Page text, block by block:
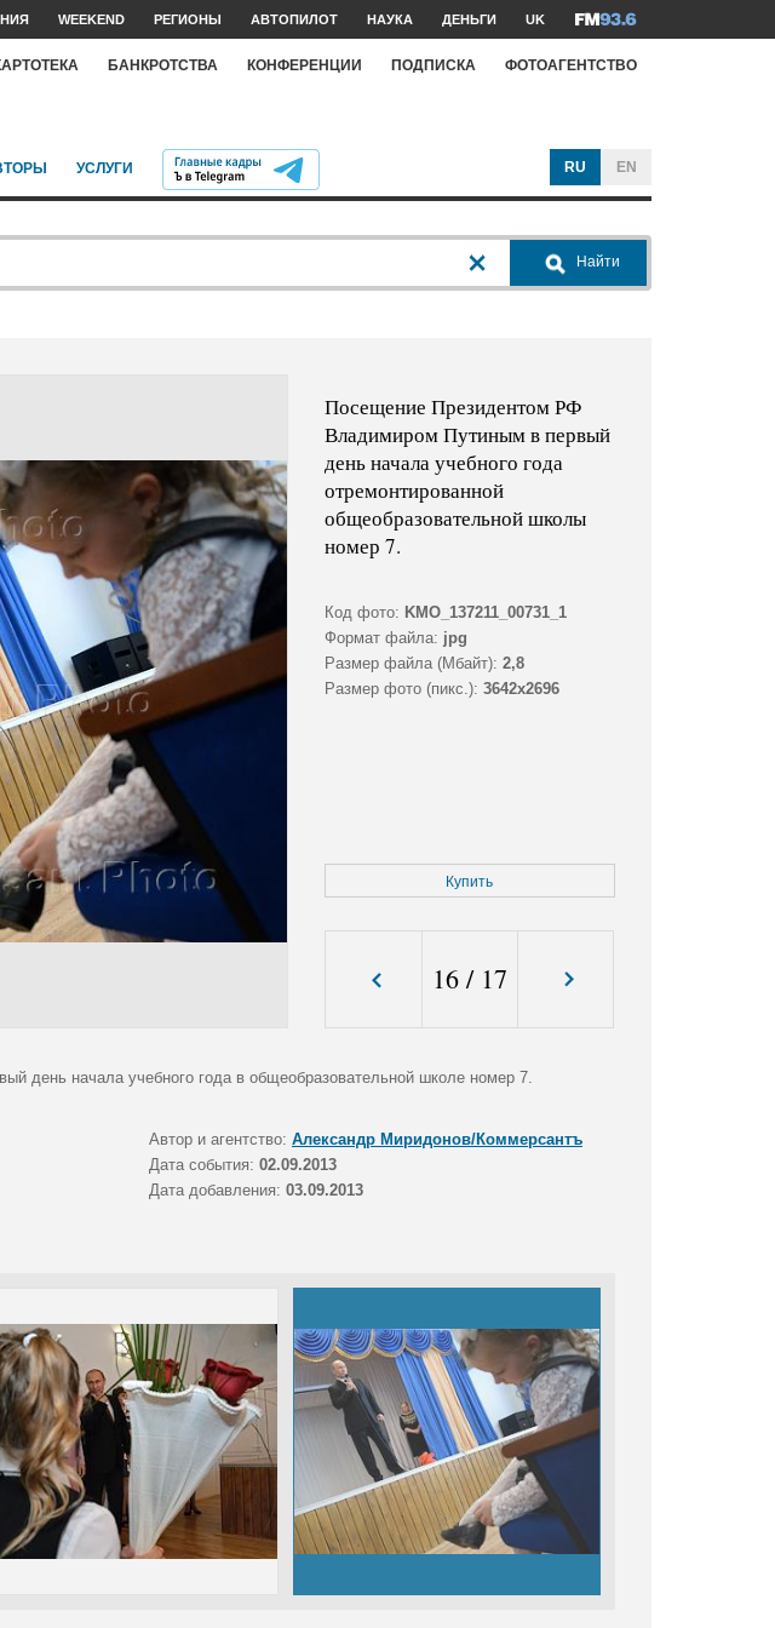
WEEKEND РЕГИОНЫ АВТОПИЛОТ НАУКА ДЕНЬГИ UK
БАНКРОТСТВА КОНФЕРЕНЦИИ ПОДПИСКА ФОТОАГЕНТСТВО
УСЛУГИ RU EN
Найти
Посещение Президентом РФ
Владимиром Путиным в первый
день начала учебного года
отремонтированной
общеобразовательной школы
номер 7.
Код фото: KMO_137211_00731_1
Формат файла: jpg
Размер файла (Мбайт): 2,8
Размер фото (пикс.): 3642x2696
Купить
16/ 17
день начала учебного года в общеобразовательной школе номер 7.
Автор и агентство: Александр Миридонов/Коммерсантъ
Дата события: 02.09.2013
Дата добавления: 03.09.2013